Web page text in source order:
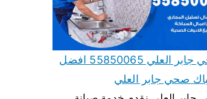
فني صحي جابر العلي 55850065 افضل
صحي جابر العلي